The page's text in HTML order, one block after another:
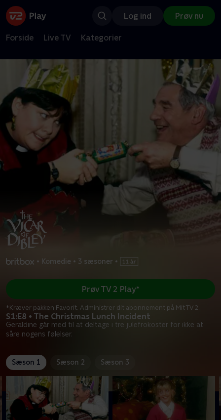
Log ind Prøv nu
Forside Live TV Kategorier
• Komedie • 3 sæsoner •
S1:E8 • The Christmas Lunch Incident
Geraldine går med til at deltage i tre julefrokoster for ikke at
såre nogens følelser.
Prøv TV 2 Play*
*Kræver pakken Favorit. Administrer dit abonnement på Mit TV 2.
Sæson 1 Sæson 2 Sæson 3